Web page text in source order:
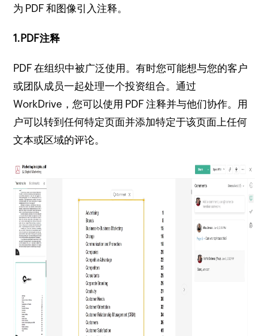
为 PDF 和图像引入注释。
1.PDF注释
PDF 在组织中被广泛使用。有时您可能想与您的客户
或团队成员一起处理一个投资组合。通过
WorkDrive，您可以使用 PDF 注释并与他们协作。 用
户可以转到任何特定页面并添加特定于该页面上任何
文本或区域的评论。